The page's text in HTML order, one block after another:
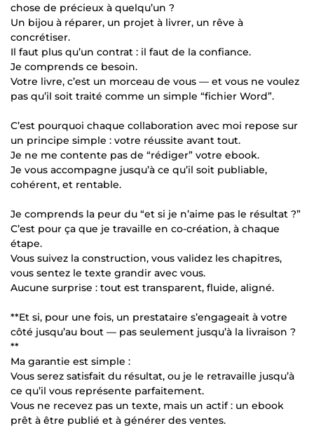
chose de précieux à quelqu’un ?
Un bijou à réparer, un projet à livrer, un rêve à
concrétiser.
Il faut plus qu’un contrat : il faut de la confiance.
Je comprends ce besoin.
Votre livre, c’est un morceau de vous — et vous ne voulez
pas qu’il soit traité comme un simple “fichier Word”.
C’est pourquoi chaque collaboration avec moi repose sur
un principe simple : votre réussite avant tout.
Je ne me contente pas de “rédiger” votre ebook.
Je vous accompagne jusqu’à ce qu’il soit publiable,
cohérent, et rentable.
Je comprends la peur du “et si je n’aime pas le résultat ?”
C’est pour ça que je travaille en co-création, à chaque
étape.
Vous suivez la construction, vous validez les chapitres,
vous sentez le texte grandir avec vous.
Aucune surprise : tout est transparent, fluide, aligné.
**Et si, pour une fois, un prestataire s’engageait à votre
côté jusqu’au bout — pas seulement jusqu’à la livraison ?
**
Ma garantie est simple :
Vous serez satisfait du résultat, ou je le retravaille jusqu’à
ce qu’il vous représente parfaitement.
Vous ne recevez pas un texte, mais un actif : un ebook
prêt à être publié et à générer des ventes.